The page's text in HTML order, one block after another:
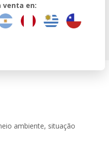
venta en:
ambiente, situação